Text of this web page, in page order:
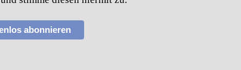
abonnieren